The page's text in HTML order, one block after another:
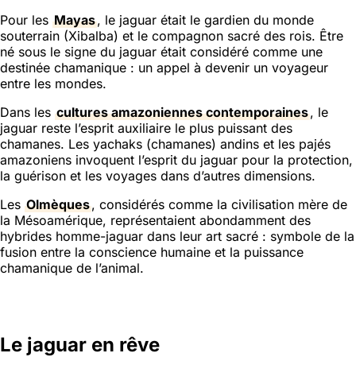
Pour les Mayas, le jaguar était le gardien du monde
souterrain (Xibalba) et le compagnon sacré des rois. Être
né sous le signe du jaguar était considéré comme une
destinée chamanique : un appel à devenir un voyageur
entre les mondes.
Dans les cultures amazoniennes contemporaines, le
jaguar reste l’esprit auxiliaire le plus puissant des
chamanes. Les yachaks (chamanes) andins et les pajés
amazoniens invoquent l’esprit du jaguar pour la protection,
la guérison et les voyages dans d’autres dimensions.
Les Olmèques, considérés comme la civilisation mère de
la Mésoamérique, représentaient abondamment des
hybrides homme-jaguar dans leur art sacré : symbole de la
fusion entre la conscience humaine et la puissance
chamanique de l’animal.
Le jaguar en rêve